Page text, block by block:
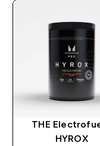
THE
HYROX